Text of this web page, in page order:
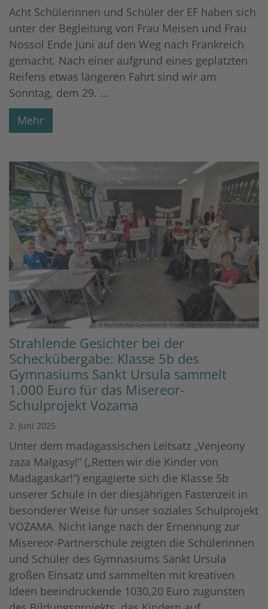
Acht Schülerinnen und Schüler der EF haben sich
unter der Begleitung von Frau Meisen und Frau
Nossol Ende Juni auf den Weg nach Frankreich
gemacht. Nach einer aufgrund eines geplatzten
Reifens etwas längeren Fahrt sind wir am
Sonntag, dem 29. ...
Mehr
© Bischöfliches Gymnasium St. Ursula Geilenkirchen (Chris Nettelrodt)
Strahlende Gesichter bei der
Scheckübergabe: Klasse 5b des
Gymnasiums Sankt Ursula sammelt
1.000 Euro für das Misereor-
Schulprojekt Vozama
2. Juni 2025
Unter dem madagassischen Leitsatz „Venjeony
zaza Malgasy!“ („Retten wir die Kinder von
Madagaskar!“) engagierte sich die Klasse 5b
unserer Schule in der diesjährigen Fastenzeit in
besonderer Weise für unser soziales Schulprojekt
VOZAMA. Nicht lange nach der Ernennung zur
Misereor-Partnerschule zeigten die Schülerinnen
und Schüler des Gymnasiums Sankt Ursula
großen Einsatz und sammelten mit kreativen
Ideen beeindruckende 1030,20 Euro zugunsten